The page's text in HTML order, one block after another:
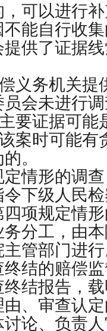
可以进行
能自行收
供了证据
义务机关提
会未进行
要证据可能
案时可能有
。
情形的调
下级人民
项规定情
分工，由
管部门进
结的赔偿监
结报告，
、审查认
论、负责